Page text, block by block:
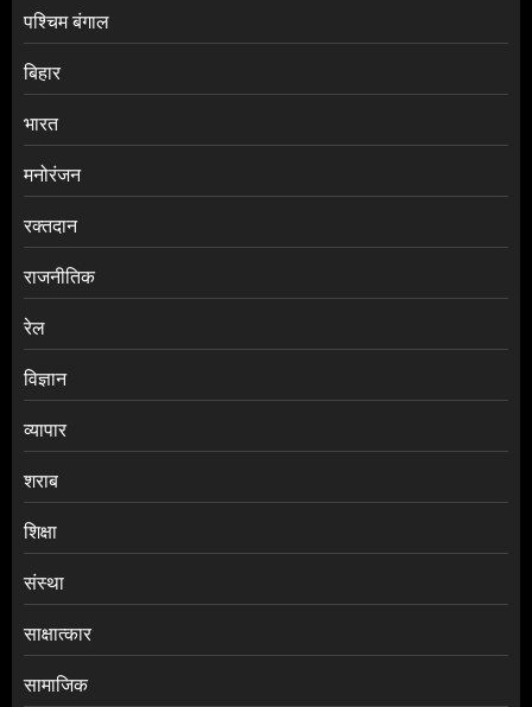
पश्चिम बंगाल
बिहार
भारत
मनोरंजन
रक्तदान
राजनीतिक
रेल
विज्ञान
व्यापार
शराब
शिक्षा
संस्था
साक्षात्कार
सामाजिक